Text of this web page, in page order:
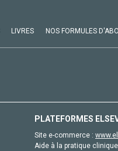
LIVRES NOS FORMULES
PLATEFORMES
Site e-commerce :
Aide à la pratique